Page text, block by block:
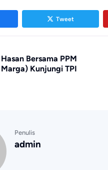
Tweet
Bersama PPM
Kunjungi TPI
Penulis
admin